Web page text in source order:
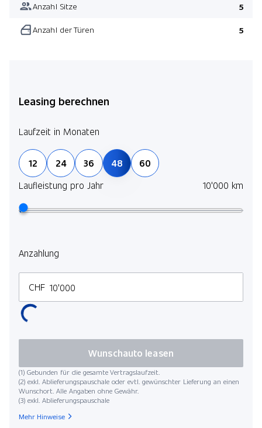
Anzahl Sitze 5
Anzahl der Türen 5
Leasing berechnen
Laufzeit in Monaten
12 24 36 48
60
Laufleistung pro Jahr
10'000 km
Anzahlung
CHF
(1) Gebunden für die gesamte Vertragslaufzeit.
(2) exkl. Ablieferungspauschale oder evtl. gewünschter Lieferung an einen
Wunschort. Alle Angaben ohne Gewähr.
(3) exkl. Ablieferungspauschale
Wunschauto leasen
Mehr Hinweise